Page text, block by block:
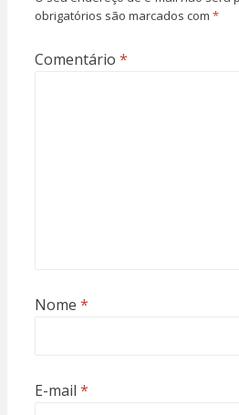
obrigatórios são marcados com *
Comentário *
Nome *
E-mail *